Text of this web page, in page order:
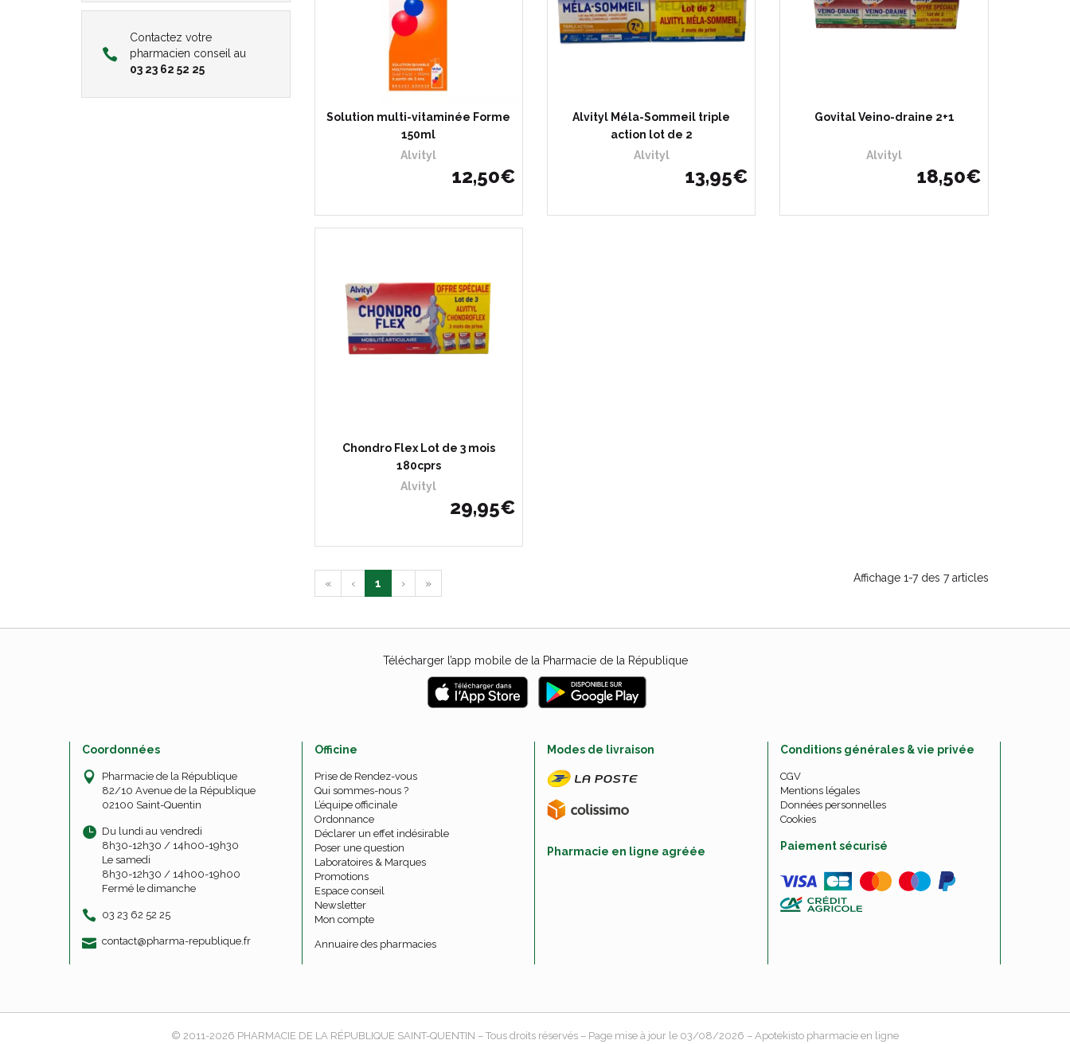
Contactez votre
pharmacien conseil au
03 23 62 52 25
Solution multi-vitaminée Forme
150ml
Alvityl
12,50€
Alvityl Méla-Sommeil triple
action lot de 2
Alvityl
13,95€
Govital Veino-draine 2+1
Alvityl
18,50€
Chondro Flex Lot de 3 mois
180cprs
Alvityl
29,95€
« ‹ 1 › » Affichage 1-7 des 7 articles
Télécharger l’app mobile de la Pharmacie de la République
Coordonnées
Pharmacie de la République
82/10 Avenue de la République
02100 Saint-Quentin
Du lundi au vendredi
8h30-12h30 / 14h00-19h30
Le samedi
8h30-12h30 / 14h00-19h00
Fermé le dimanche
03 23 62 52 25
contact-
@-
pharma-republique.fr
Officine
Prise de Rendez-vous
Qui sommes-nous ?
L’équipe officinale
Ordonnance
Déclarer un effet indésirable
Poser une question
Laboratoires & Marques
Promotions
Espace conseil
Newsletter
Mon compte
Annuaire des pharmacies
Modes de livraison
Pharmacie en ligne agréée
Conditions générales & vie privée
CGV
Mentions légales
Données personnelles
Cookies
Paiement sécurisé
© 2011-2026 PHARMACIE DE LA RÉPUBLIQUE SAINT-QUENTIN – Tous droits réservés – Page mise à jour le 03/08/2026 – Apotekisto pharmacie en ligne